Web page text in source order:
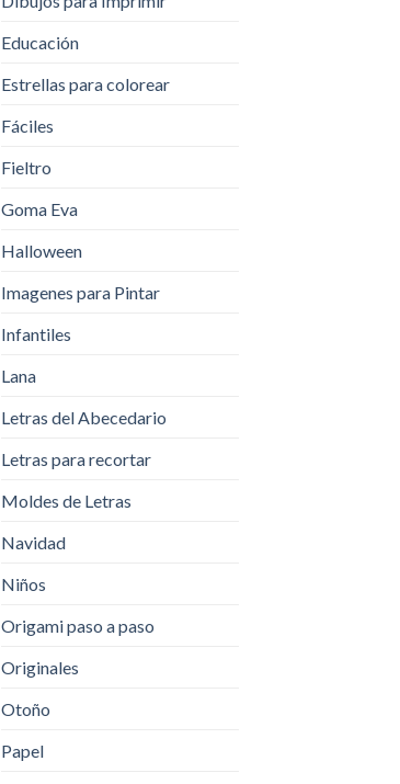
Educación
Estrellas para colorear
Fáciles
Fieltro
Goma Eva
Halloween
Imagenes para Pintar
Infantiles
Lana
Letras del Abecedario
Letras para recortar
Moldes de Letras
Navidad
Niños
Origami paso a paso
Originales
Otoño
Papel